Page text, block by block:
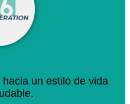
un estilo de vida